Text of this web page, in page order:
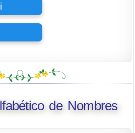
de Nombres